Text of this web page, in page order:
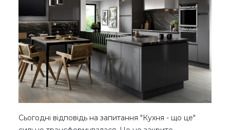
Сьогодні відповідь на запитання "Кухня - що це"